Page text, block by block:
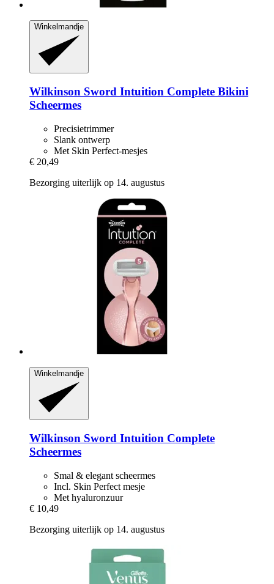
Winkelmandje
Wilkinson Sword Intuition Complete Bikini
Scheermes
Precisietrimmer
Slank ontwerp
Met Skin Perfect-mesjes
€ 20,49
Bezorging uiterlijk op 14. augustus
Winkelmandje
Wilkinson Sword Intuition Complete
Scheermes
Smal & elegant scheermes
Incl. Skin Perfect mesje
Met hyaluronzuur
€ 10,49
Bezorging uiterlijk op 14. augustus